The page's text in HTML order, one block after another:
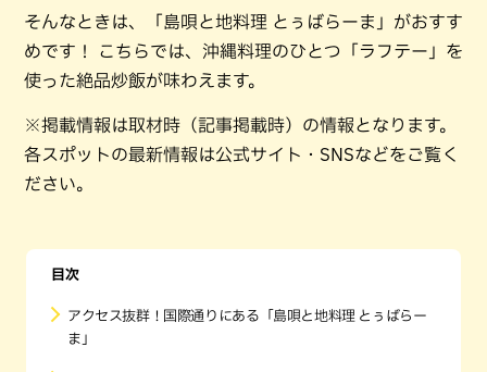
そんなときは、「島唄と地料理 とぅばらーま」がおすす
めです！ こちらでは、沖縄料理のひとつ「ラフテー」を
使った絶品炒飯が味わえます。
※掲載情報は取材時（記事掲載時）の情報となります。
各スポットの最新情報は公式サイト・SNSなどをご覧く
ださい。
目次
アクセス抜群！国際通りにある「島唄と地料理 とぅばらー
ま」